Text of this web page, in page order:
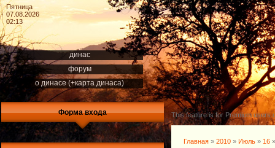
Пятница
07.08.2026
02:13
динас
форум
о динасе (+карта динаса)
Форма входа This feature is for Premium users
Главная » 2010 » Июль » 16